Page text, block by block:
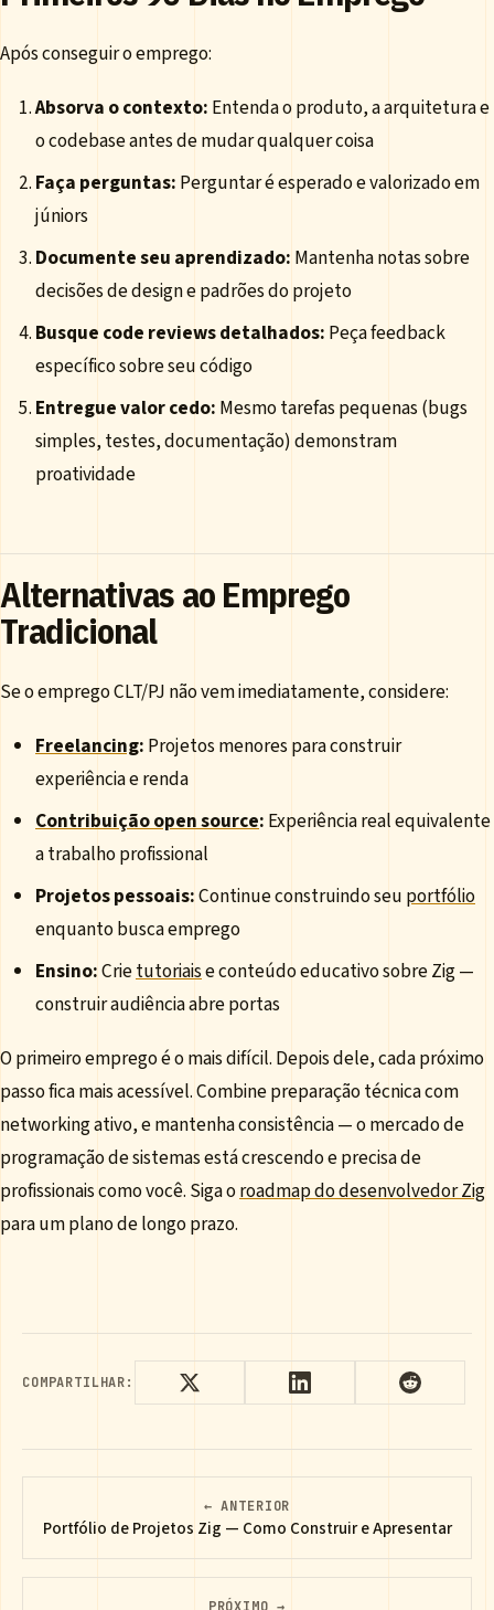
Após conseguir o emprego:
Absorva o contexto: Entenda o produto, a arquitetura e
o codebase antes de mudar qualquer coisa
Faça perguntas: Perguntar é esperado e valorizado em
júniors
Documente seu aprendizado: Mantenha notas sobre
decisões de design e padrões do projeto
Busque code reviews detalhados: Peça feedback
específico sobre seu código
Entregue valor cedo: Mesmo tarefas pequenas (bugs
simples, testes, documentação) demonstram
proatividade
Alternativas ao Emprego
Tradicional
Se o emprego CLT/PJ não vem imediatamente, considere:
Freelancing: Projetos menores para construir
experiência e renda
Contribuição open source: Experiência real equivalente
a trabalho profissional
Projetos pessoais:Continue construindo seu portfólio
enquanto busca emprego
Ensino:Crietutoriaise conteúdo educativo sobre Zig —
construir audiência abre portas
O primeiro emprego é o mais difícil. Depois dele, cada próximo
passo fica mais acessível. Combine preparação técnica com
networking ativo, e mantenha consistência — o mercado de
programação de sistemas está crescendo e precisa de
profissionais como você. Siga oroadmap do desenvolvedor Zig
para um plano de longo prazo.
COMPARTILHAR:
← ANTERIOR
Portfólio de Projetos Zig — Como Construir e Apresentar